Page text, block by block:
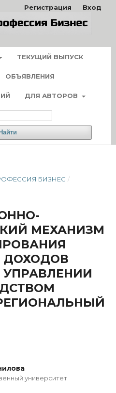
ТЕКУЩИЙ ВЫПУСК
ОБЪЯВЛЕНИЯ
ДЛЯ АВТОРОВ
Найти
Регистрация Вход
БИЗНЕС /
МЕХАНИЗМ
ДОХОДОВ
УПРАВЛЕНИИ
университет